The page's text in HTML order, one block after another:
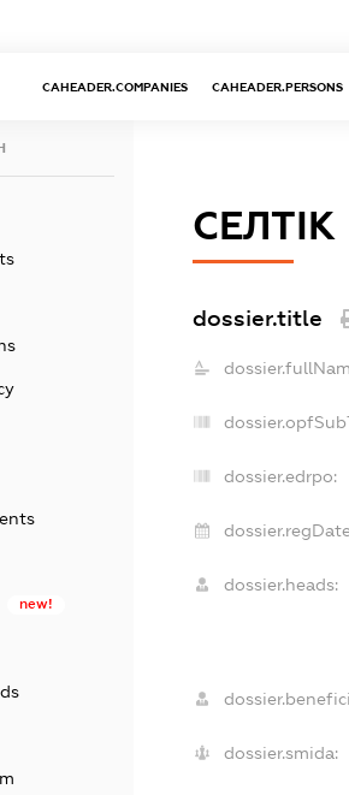
CAHEADER.COMPANIES CAHEADER.PERSONS
new!
СЕЛТІК
dossier.title
dossier.edrpo:
dossier.heads:
dossier.smida: